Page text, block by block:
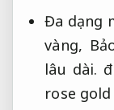
Đa dạng
vàng,
lâu dài.
rose gold